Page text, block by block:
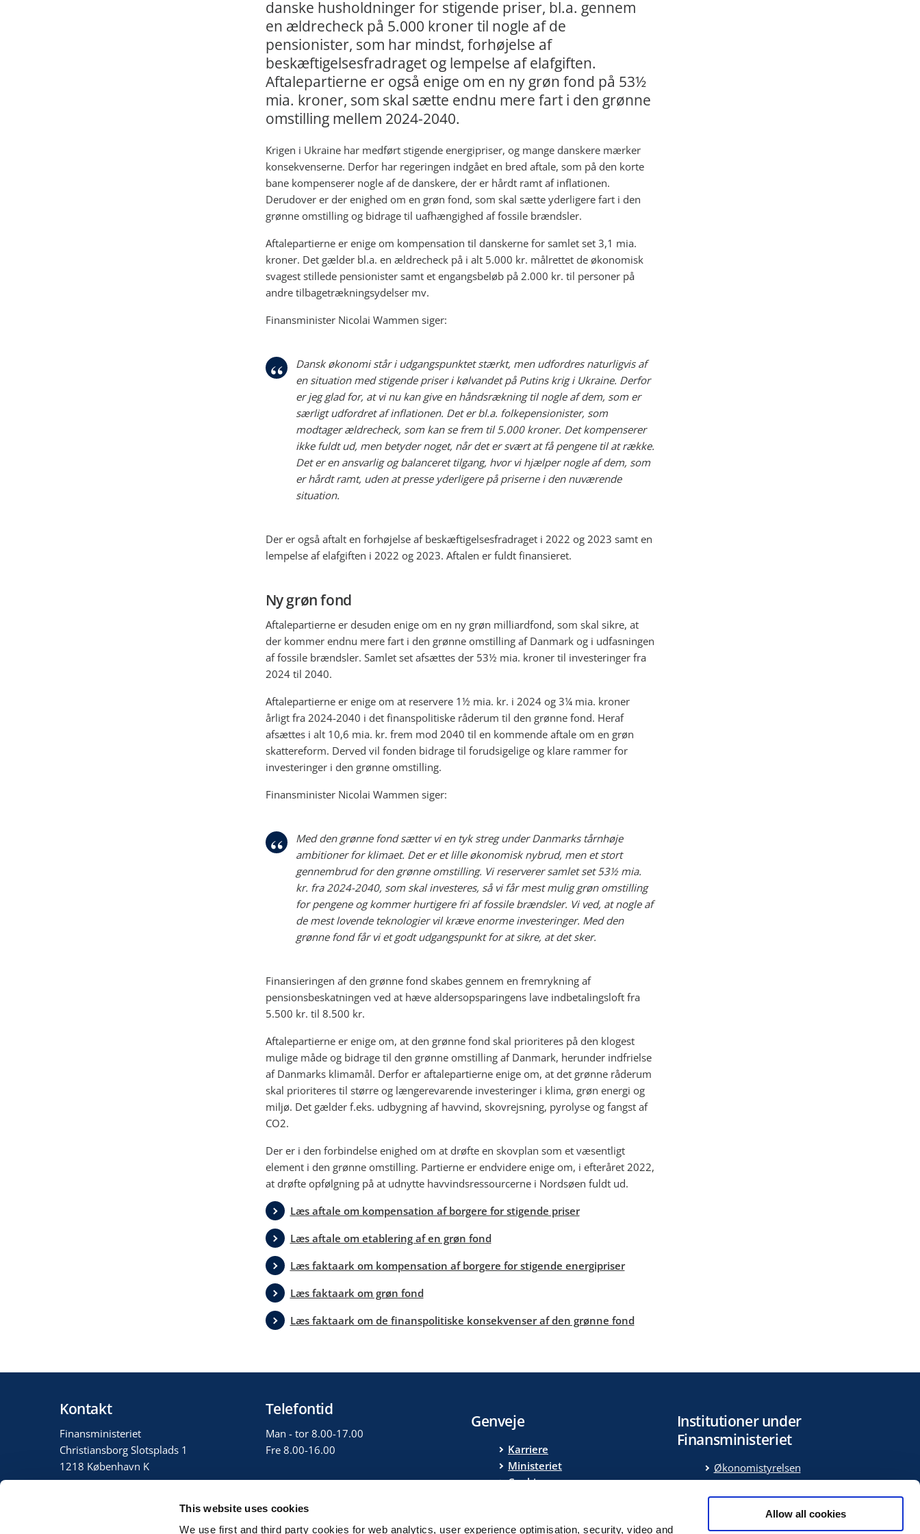
This website uses cookies
We use first and third party cookies for web analytics, user experience optimisation, security, video and
Allow all cookies
danske husholdninger for stigende priser, bl.a. gennem
en ældrecheck på 5.000 kroner til nogle af de
pensionister, som har mindst, forhøjelse af
beskæftigelsesfradraget og lempelse af elafgiften.
Aftalepartierne er også enige om en ny grøn fond på 53½
mia. kroner, som skal sætte endnu mere fart i den grønne
omstilling mellem 2024-2040.
Krigen i Ukraine har medført stigende energipriser, og mange danskere mærker
konsekvenserne. Derfor har regeringen indgået en bred aftale, som på den korte
bane kompenserer nogle af de danskere, der er hårdt ramt af inflationen.
Derudover er der enighed om en grøn fond, som skal sætte yderligere fart i den
grønne omstilling og bidrage til uafhængighed af fossile brændsler.
Aftalepartierne er enige om kompensation til danskerne for samlet set 3,1 mia.
kroner. Det gælder bl.a. en ældrecheck på i alt 5.000 kr. målrettet de økonomisk
svagest stillede pensionister samt et engangsbeløb på 2.000 kr. til personer på
andre tilbagetrækningsydelser mv.
Finansminister Nicolai Wammen siger:
Dansk økonomi står i udgangspunktet stærkt, men udfordres naturligvis af
en situation med stigende priser i kølvandet på Putins krig i Ukraine. Derfor
er jeg glad for, at vi nu kan give en håndsrækning til nogle af dem, som er
særligt udfordret af inflationen. Det er bl.a. folkepensionister, som
modtager ældrecheck, som kan se frem til 5.000 kroner. Det kompenserer
ikke fuldt ud, men betyder noget, når det er svært at få pengene til at række.
Det er en ansvarlig og balanceret tilgang, hvor vi hjælper nogle af dem, som
er hårdt ramt, uden at presse yderligere på priserne i den nuværende
situation.
Der er også aftalt en forhøjelse af beskæftigelsesfradraget i 2022 og 2023 samt en
lempelse af elafgiften i 2022 og 2023. Aftalen er fuldt finansieret.
Ny grøn fond
Aftalepartierne er desuden enige om en ny grøn milliardfond, som skal sikre, at
der kommer endnu mere fart i den grønne omstilling af Danmark og i udfasningen
af fossile brændsler. Samlet set afsættes der 53½ mia. kroner til investeringer fra
2024 til 2040.
Aftalepartierne er enige om at reservere 1½ mia. kr. i 2024 og 3¼ mia. kroner
årligt fra 2024-2040 i det finanspolitiske råderum til den grønne fond. Heraf
afsættes i alt 10,6 mia. kr. frem mod 2040 til en kommende aftale om en grøn
skattereform. Derved vil fonden bidrage til forudsigelige og klare rammer for
investeringer i den grønne omstilling.
Finansminister Nicolai Wammen siger:
Med den grønne fond sætter vi en tyk streg under Danmarks tårnhøje
ambitioner for klimaet. Det er et lille økonomisk nybrud, men et stort
gennembrud for den grønne omstilling. Vi reserverer samlet set 53½ mia.
kr. fra 2024-2040, som skal investeres, så vi får mest mulig grøn omstilling
for pengene og kommer hurtigere fri af fossile brændsler. Vi ved, at nogle af
de mest lovende teknologier vil kræve enorme investeringer. Med den
grønne fond får vi et godt udgangspunkt for at sikre, at det sker.
Finansieringen af den grønne fond skabes gennem en fremrykning af
pensionsbeskatningen ved at hæve aldersopsparingens lave indbetalingsloft fra
5.500 kr. til 8.500 kr.
Aftalepartierne er enige om, at den grønne fond skal prioriteres på den klogest
mulige måde og bidrage til den grønne omstilling af Danmark, herunder indfrielse
af Danmarks klimamål. Derfor er aftalepartierne enige om, at det grønne råderum
skal prioriteres til større og længerevarende investeringer i klima, grøn energi og
miljø. Det gælder f.eks. udbygning af havvind, skovrejsning, pyrolyse og fangst af
CO2.
Der er i den forbindelse enighed om at drøfte en skovplan som et væsentligt
element i den grønne omstilling. Partierne er endvidere enige om, i efteråret 2022,
at drøfte opfølgning på at udnytte havvindsressourcerne i Nordsøen fuldt ud.
Læs aftale om kompensation af borgere for stigende priser
Læs aftale om etablering af en grøn fond
Læs faktaark om kompensation af borgere for stigende energipriser
Læs faktaark om grøn fond
Læs faktaark om de finanspolitiske konsekvenser af den grønne fond
Kontakt
Finansministeriet
Christiansborg Slotsplads 1
1218 København K
Telefontid
Man - tor 8.00-17.00
Fre 8.00-16.00
Genveje
Karriere
Ministeriet
Cookies
Finansministeriets
Institutioner under
Finansministeriet
Økonomistyrelsen
Medarbejder- og
Kompetencestyrelsen
Statens Administration